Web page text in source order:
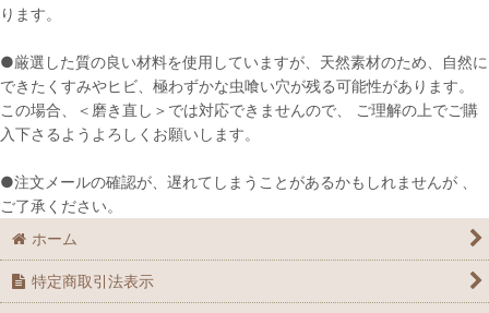
ります。
●厳選した質の良い材料を使用していますが、天然素材のため、自然に
できたくすみやヒビ、極わずかな虫喰い穴が残る可能性があります。
この場合、＜磨き直し＞では対応できませんので、 ご理解の上でご購
入下さるようよろしくお願いします。
●注文メールの確認が、遅れてしまうことがあるかもしれませんが 、
ご了承ください。
ホーム
特定商取引法表示